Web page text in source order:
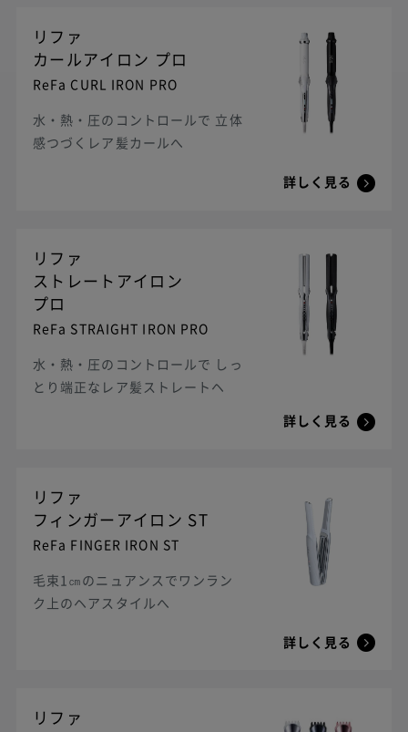
リファ
カールアイロン プロ
ReFa CURL IRON PRO
水・熱・圧のコントロールで 立体
感つづくレア髪カールへ
詳しく見る
リファ
ストレートアイロン
プロ
ReFa STRAIGHT IRON PRO
水・熱・圧のコントロールで しっ
とり端正なレア髪ストレートヘ
詳しく見る
リファ
フィンガーアイロン ST
ReFa FINGER IRON ST
毛束1㎝のニュアンスでワンラン
ク上のヘアスタイルへ
詳しく見る
リファ